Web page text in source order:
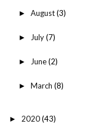
► August(3)
► July(7)
► June(2)
► March (8)
► 2020(43)